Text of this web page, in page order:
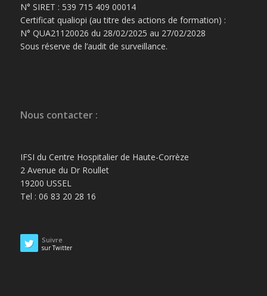
N° SIRET : 539 715 409 00014
Certificat qualiopi (au titre des actions de formation) :
N° QUA21120026 du 28/02/2025 au 27/02/2028
Sous réserve de l’audit de surveillance.
Nous contacter :
IFSI du Centre Hospitalier de Haute-Corrèze
2 Avenue du Dr Roullet
19200 USSEL
Tel : 06 83 20 28 16
Suivre
sur Twitter